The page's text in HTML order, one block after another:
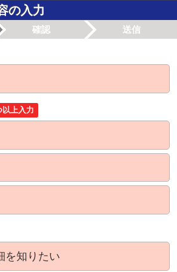
の入力
確認 送信
以上入力
を知りたい